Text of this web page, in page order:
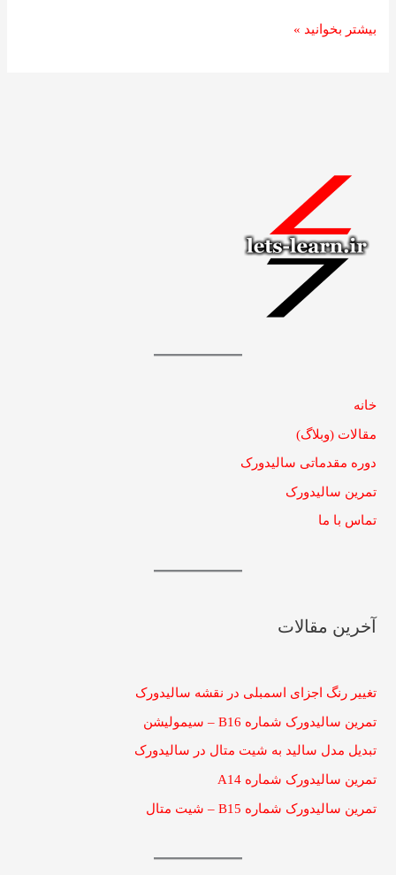
بیشتر بخوانید »
خانه
مقالات (وبلاگ)
دوره مقدماتی سالیدورک
تمرین سالیدورک
تماس با ما
آخرین مقالات
تغییر رنگ اجزای اسمبلی در نقشه سالیدورک
تمرین سالیدورک شماره B16 – سیمولیشن
تبدیل مدل سالید به شیت متال در سالیدورک
تمرین سالیدورک شماره A14
تمرین سالیدورک شماره B15 – شیت متال